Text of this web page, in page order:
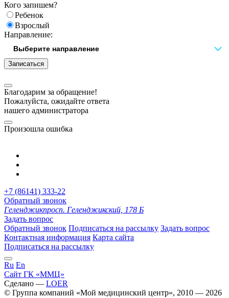
Кого запишем?
Ребенок
Взрослый
Направление:
Записаться
Благодарим за обращение!
Пожалуйста, ожидайте ответа
нашего администратора
Произошла ошибка
+7 (86141) 333-22
Обратный звонок
Геленджикпросп. Геленджикский, 178 Б
Задать вопрос
Обратный звонок Подписаться на рассылку Задать вопрос
Контактная информация Карта сайта
Подписаться на рассылку
Ru En
Сайт ГК «ММЦ»
Сделано — LOER
© Группа компаний «Мой медицинский центр», 2010 — 2026